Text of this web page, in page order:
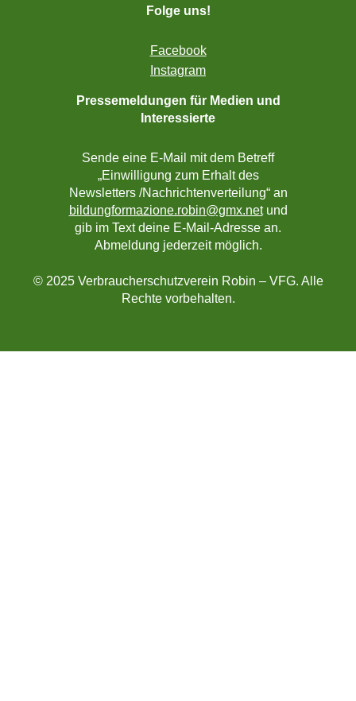
Folge uns!
Facebook
Instagram
Pressemeldungen für Medien und
Interessierte
Sende eine E-Mail mit dem Betreff
„Einwilligung zum Erhalt des
Newsletters /Nachrichtenverteilung“ an
bildungformazione.robin@gmx.netund
gib im Text deine E-Mail-Adresse an.
Abmeldung jederzeit möglich.
© 2025 Verbraucherschutzverein Robin – VFG. Alle
Rechte vorbehalten.